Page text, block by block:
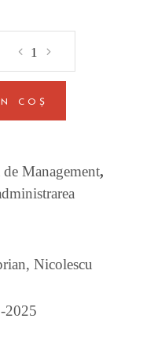
COȘ
Management,
, Nicolescu
2025